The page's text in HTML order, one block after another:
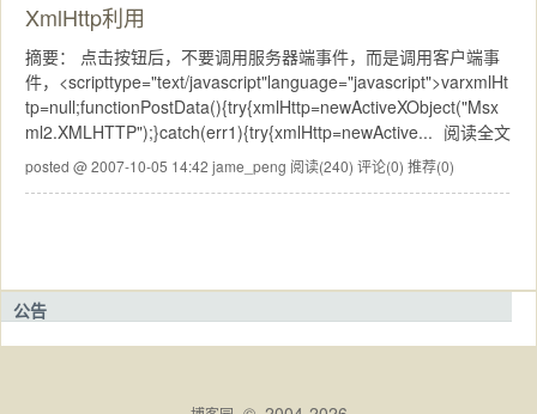
XmlHttp利用
摘要： 点击按钮后，不要调用服务器端事件，而是调用客户端事
件，<scripttype="text/javascript"language="javascript">varxmlHt
tp=null;functionPostData(){try{xmlHttp=newActiveXObject("Msx
ml2.XMLHTTP");}catch(err1){try{xmlHttp=newActive... 阅读全文
posted @ 2007-10-05 14:42 jame_peng 阅读(240) 评论(0) 推荐(0)
公告